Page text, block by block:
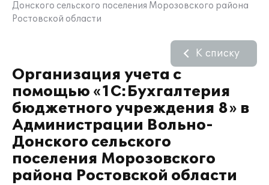
Донского сельского поселения Морозовского района
Ростовской области
Организация учета с
помощью «1С:Бухгалтерия
бюджетного учреждения 8» в
Администрации Вольно-
Донского сельского
поселения Морозовского
района Ростовской области
К списку